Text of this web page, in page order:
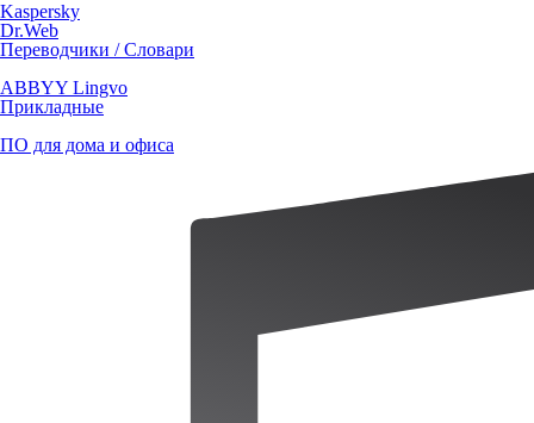
Kaspersky
Dr.Web
Переводчики / Словари
ABBYY Lingvo
Прикладные
ПО для дома и офиса